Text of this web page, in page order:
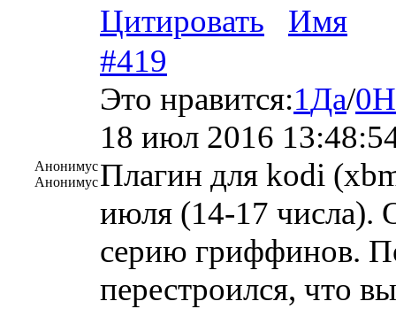
Цитировать
Имя
Анонимус
Анонимус
#419
Это нравится:1Да/0
18 июл 2016
Плагин для kodi
июля (14-17 числа).
серию гриффинов.
перестроился, что